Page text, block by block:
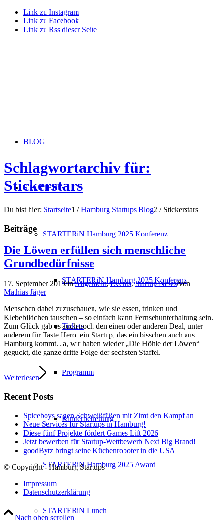
Link zu Instagram
Link zu Facebook
Link zu Rss dieser Seite
BLOG
STARTERiN
STARTERiN Hamburg 2025 Konferenz
STARTERiN Hamburg 2025 Konferenz
Tickets
Programm
Kinderbetreuung
STARTERiN Hamburg 2025 Award
STARTERiN Lunch
Schlagwortarchiv für:
Stickerstars
Du bist hier: Startseite1 / Hamburg Startups Blog2 / Stickerstars
Beiträge
Die Löwen erfüllen sich menschliche
Grundbedürfnisse
17. September 2019/inAllgemein,Events,Startup News/von
Mathias Jäger
Menschen dabei zuzuschauen, wie sie essen, trinken und
Klebebildchen tauschen – so einfach kann Fernsehunterhaltung sein.
Zum Glück gab es auch noch den einen oder anderen Deal, unter
anderem für Taste Hero, ein Startup, das ein bisschen auch aus
Hamburg kommt. Ja, wir haben wieder „Die Höhle der Löwen“
geguckt, die ganze dritte Folge der sechsten Staffel.
Weiterlesen
Recent Posts
Spiceboys sagen Schweißfüßen mit Zimt den Kampf an
Neue Services für Startups in Hamburg!
Diese fünf Projekte fördert Games Lift 2026
Jetzt bewerben für Startup-Wettbewerb Next Big Brand!
goodBytz bringt seine Küchenroboter in die USA
© Copyright - Hamburg Startups
Impressum
Datenschutzerklärung
Nach oben scrollen